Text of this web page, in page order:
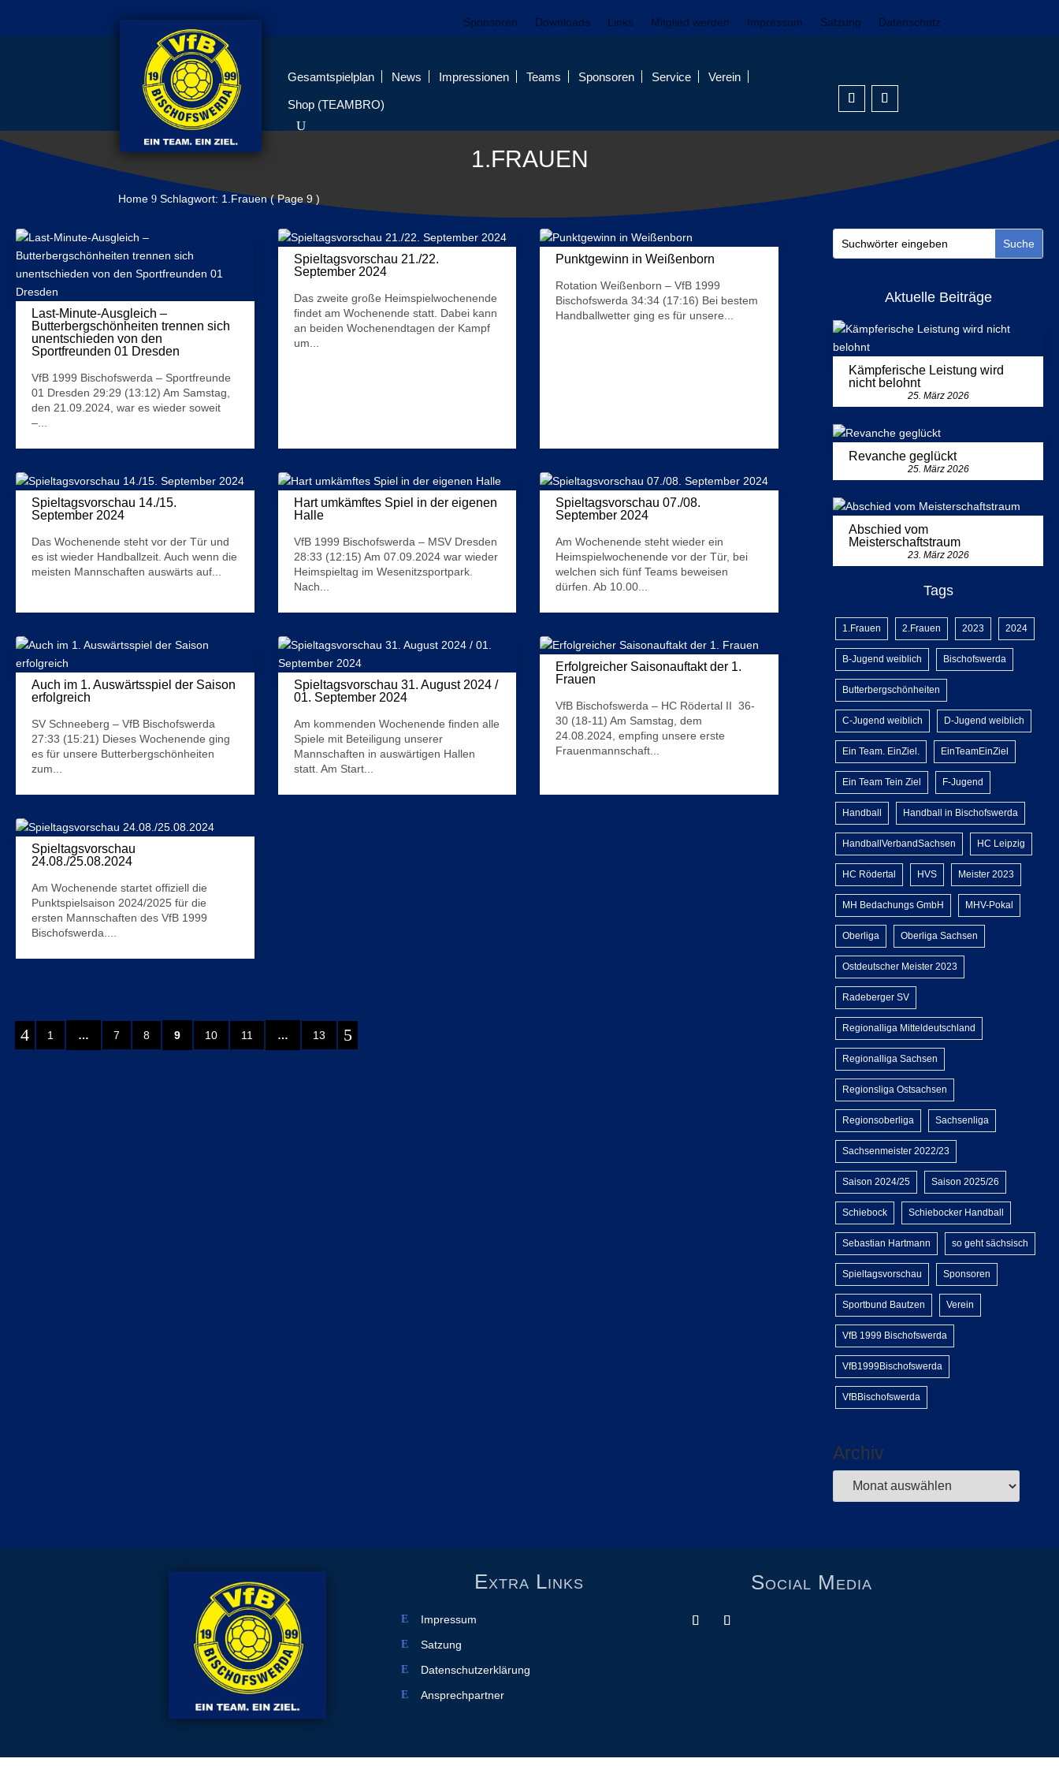
Sponsoren Downloads Links Mitglied werden Impressum Satzung Datenschutz
Gesamtspielplan News Impressionen Teams Sponsoren Service Verein
Shop (TEAMBRO)
1.FRAUEN
Home 9 Schlagwort: 1.Frauen( Page 9 )
Last-Minute-Ausgleich –
Butterbergschönheiten trennen sich
unentschieden von den
Sportfreunden 01 Dresden
VfB 1999 Bischofswerda – Sportfreunde
01 Dresden 29:29 (13:12) Am Samstag,
den 21.09.2024, war es wieder soweit
–...
Spieltagsvorschau 21./22.
September 2024
Das zweite große Heimspielwochenende
findet am Wochenende statt. Dabei kann
an beiden Wochenendtagen der Kampf
um...
Punktgewinn in Weißenborn
Rotation Weißenborn – VfB 1999
Bischofswerda 34:34 (17:16) Bei bestem
Handballwetter ging es für unsere...
Spieltagsvorschau 14./15.
September 2024
Das Wochenende steht vor der Tür und
es ist wieder Handballzeit. Auch wenn die
meisten Mannschaften auswärts auf...
Hart umkämftes Spiel in der eigenen
Halle
VfB 1999 Bischofswerda – MSV Dresden
28:33 (12:15) Am 07.09.2024 war wieder
Heimspieltag im Wesenitzsportpark.
Nach...
Spieltagsvorschau 07./08.
September 2024
Am Wochenende steht wieder ein
Heimspielwochenende vor der Tür, bei
welchen sich fünf Teams beweisen
dürfen. Ab 10.00...
Auch im 1. Auswärtsspiel der Saison
erfolgreich
SV Schneeberg – VfB Bischofswerda
27:33 (15:21) Dieses Wochenende ging
es für unsere Butterbergschönheiten
zum...
Spieltagsvorschau 31. August 2024 /
01. September 2024
Am kommenden Wochenende finden alle
Spiele mit Beteiligung unserer
Mannschaften in auswärtigen Hallen
statt. Am Start...
Erfolgreicher Saisonauftakt der 1.
Frauen
VfB Bischofswerda – HC Rödertal II 36-
30 (18-11) Am Samstag, dem
24.08.2024, empfing unsere erste
Frauenmannschaft...
Spieltagsvorschau
24.08./25.08.2024
Am Wochenende startet offiziell die
Punktspielsaison 2024/2025 für die
ersten Mannschaften des VfB 1999
Bischofswerda....
4 1 … 7 8 9 10 11 … 13 5
Aktuelle Beiträge
Kämpferische Leistung wird
nicht belohnt
25. März 2026
Revanche geglückt
25. März 2026
Abschied vom
Meisterschaftstraum
23. März 2026
Tags
1.Frauen 2.Frauen 2023 2024
B-Jugend weiblich Bischofswerda
Butterbergschönheiten
C-Jugend weiblich D-Jugend weiblich
Ein Team. EinZiel. EinTeamEinZiel
Ein Team Tein Ziel F-Jugend
Handball Handball in Bischofswerda
HandballVerbandSachsen HC Leipzig
HC Rödertal HVS Meister 2023
MH Bedachungs GmbH MHV-Pokal
Oberliga Oberliga Sachsen
Ostdeutscher Meister 2023
Radeberger SV
Regionalliga Mitteldeutschland
Regionalliga Sachsen
Regionsliga Ostsachsen
Regionsoberliga Sachsenliga
Sachsenmeister 2022/23
Saison 2024/25 Saison 2025/26
Schiebock Schiebocker Handball
Sebastian Hartmann so geht sächsisch
Spieltagsvorschau Sponsoren
Sportbund Bautzen Verein
VfB 1999 Bischofswerda
VfB1999Bischofswerda
VfBBischofswerda
Archiv
Extra Links
Impressum
Satzung
Datenschutzerklärung
Ansprechpartner
Social Media